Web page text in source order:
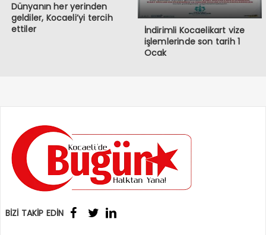
Dünyanın her yerinden
geldiler, Kocaeli’yi tercih
ettiler
İndirimli Kocaelikart vize
işlemlerinde son tarih 1
Ocak
BİZİ TAKİP EDİN